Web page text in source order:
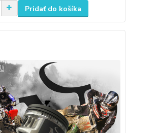
Pridať do košíka